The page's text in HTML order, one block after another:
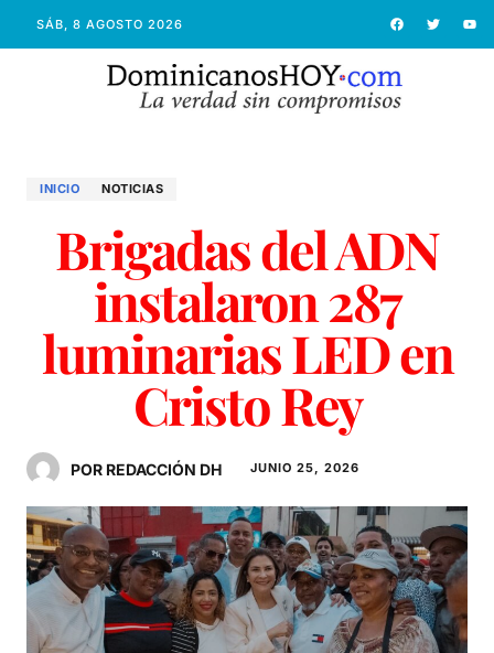
SÁB, 8 AGOSTO 2026
INICIO NOTICIAS
Brigadas del ADN
instalaron 287
luminarias LED en
Cristo Rey
POR REDACCIÓN DH JUNIO 25, 2026